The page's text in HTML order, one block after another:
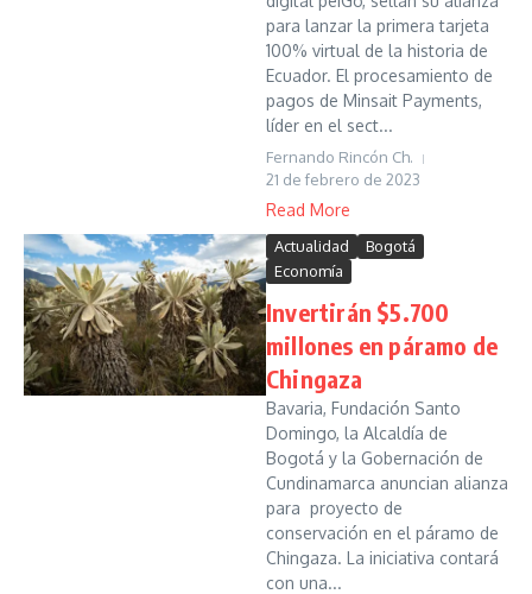
para lanzar la primera tarjeta
100% virtual de la historia de
Ecuador. El procesamiento de
pagos de Minsait Payments,
líder en el sect...
Fernando Rincón Ch.
21 de febrero de 2023
Read More
Actualidad
Bogotá
Economía
Invertirán $5.700
millones en páramo de
Chingaza
Bavaria, Fundación Santo
Domingo, la Alcaldía de
Bogotá y la Gobernación de
Cundinamarca anuncian alianza
para proyecto de
conservación en el páramo de
Chingaza. La iniciativa contará
con una...